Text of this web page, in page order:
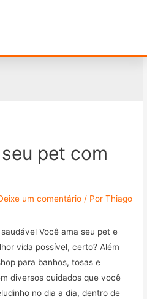
pet com
um comentário / PorThiago
Você ama seu pet e
vida possível, certo? Além
para banhos, tosas e
diversos cuidados que você
no dia a dia, dentro de